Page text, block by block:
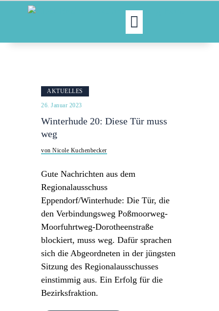
AKTUELLES
NORDAKTUELL
THEMEN
AUSSCHÜSSE
AKTUELLES
26. Januar 2023
Winterhude 20: Diese Tür muss
weg
von Nicole Kuchenbecker
Gute Nachrichten aus dem
Regionalausschuss
Eppendorf/Winterhude: Die Tür, die
den Verbindungsweg Poßmoorweg-
Moorfuhrtweg-Dorotheenstraße
blockiert, muss weg. Dafür sprachen
sich die Abgeordneten in der jüngsten
Sitzung des Regionalausschusses
einstimmig aus. Ein Erfolg für die
Bezirksfraktion.